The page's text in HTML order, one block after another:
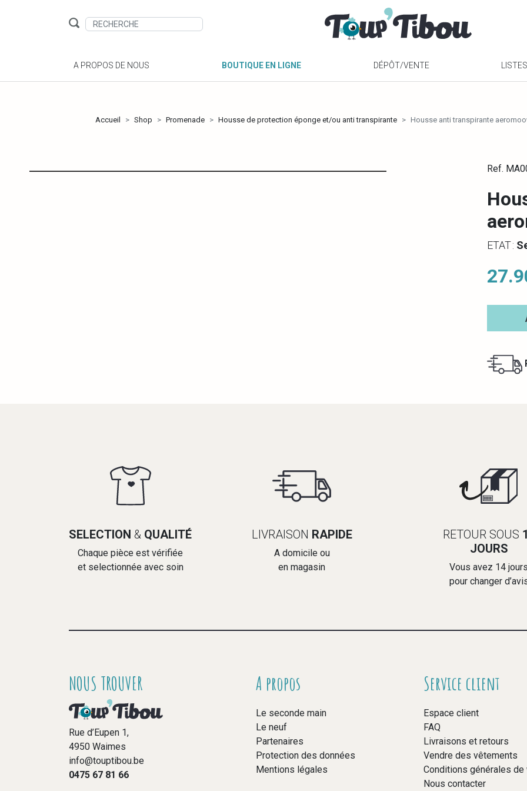
A PROPOS DE NOUS BOUTIQUE EN LIGNE DÉPÔT/VENTE LISTES
Accueil Shop Promenade Housse de protection éponge et/ou anti transpirante Housse anti transpirante
Ref.
ETAT :
SELECTION & QUALITÉ
Chaque pièce est vérifiée
et selectionnée avec soin
LIVRAISON RAPIDE
A domicile ou
en magasin
RETOUR SOUS
JOURS
Vous avez 14 jours
pour changer
NOUS TROUVER
Rue d’Eupen 1,
4950 Waimes
info@touptibou.be
0475 67 81 66
A propos
Le seconde main
Le neuf
Partenaires
Protection des données
Mentions légales
Service client
Espace client
FAQ
Livraisons et retours
Vendre des vêtements
Conditions générales de
Nous contacter